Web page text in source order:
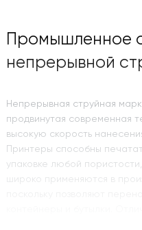
Промышленное
непрерывной
Непрерывная струйная
продвинутая современная
высокую скорость
Принтеры способны
упаковке любой
широко применяются в